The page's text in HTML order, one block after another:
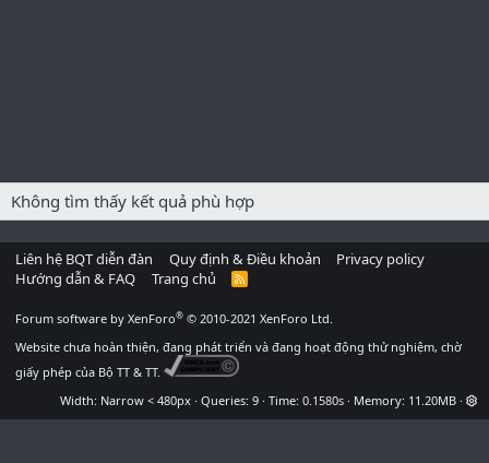
Không tìm thấy kết quả phù hợp
Liên hệ BQT diễn đàn Quy định & Điều khoản
Privacy policy
Hướng dẫn & FAQ
Trang chủ
R
Forum software by XenForo® © 2010-2021 XenForo Ltd.
Website chưa hoàn thiện, đang phát triển và đang hoạt động thử nghiệm, chờ
giấy phép của Bộ TT & TT.
Width
Queries 9 Time 0.1580s Memory 11.20MB